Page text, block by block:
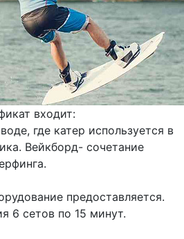
входит:
где катер используется в
Вейкборд- сочетание
предоставляется.
6 сетов по 15 минут.